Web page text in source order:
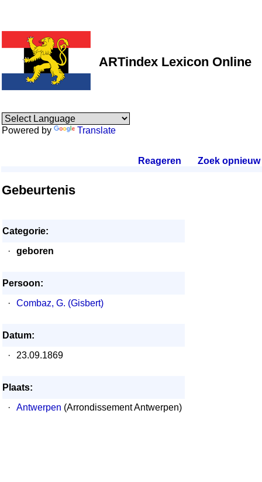
ARTindex Lexicon Online
Powered by Translate
Reageren Zoek opnieuw.
Gebeurtenis
Categorie:
·
geboren
Persoon:
·
Combaz, G. (Gisbert)
Datum:
·
23.09.1869
Plaats:
·
Antwerpen (Arrondissement Antwerpen)